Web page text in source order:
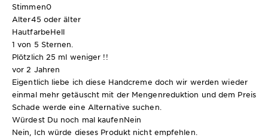
Stimmen0
Alter45 oder älter
HautfarbeHell
1 von 5 Sternen.
Plötzlich 25 ml weniger !!
vor 2 Jahren
Eigentlich liebe ich diese Handcreme doch wir werden wieder
einmal mehr getäuscht mit der Mengenreduktion und dem Preis
Schade werde eine Alternative suchen.
Würdest Du noch mal kaufenNein
Nein, Ich würde dieses Produkt nicht empfehlen.